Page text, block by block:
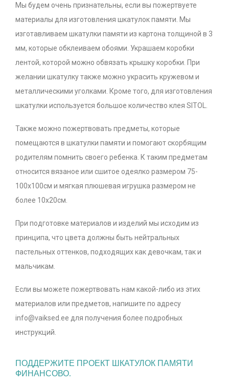
Мы будем очень признательны, если вы пожертвуете
материалы для изготовления шкатулок памяти. Мы
изготавливаем шкатулки памяти из картона толщиной в 3
мм, которые обклеиваем обоями. Украшаем коробки
лентой, которой можно обвязать крышку коробки. При
желании шкатулку также можно украсить кружевом и
металлическими уголками. Кроме того, для изготовления
шкатулки используется большое количество клея SITOL.
Также можно пожертвовать предметы, которые
помещаются в шкатулки памяти и помогают скорбящим
родителям помнить своего ребенка. К таким предметам
относится вязаное или сшитое одеялко размером 75-
100х100см и мягкая плюшевая игрушка размером не
более 10х20см.
При подготовке материалов и изделий мы исходим из
принципа, что цвета должны быть нейтральных
пастельных оттенков, подходящих как девочкам, так и
мальчикам.
Если вы можете пожертвовать нам какой-либо из этих
материалов или предметов, напишите по адресу
info@vaiksed.ee для получения более подробных
инструкций.
ПОДДЕРЖИТЕ ПРОЕКТ ШКАТУЛОК ПАМЯТИ
ФИНАНСОВО.